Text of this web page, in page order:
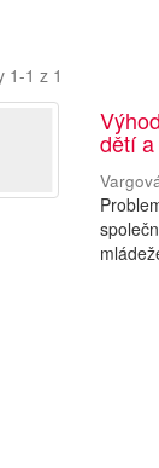
1-1 z 1
dětí